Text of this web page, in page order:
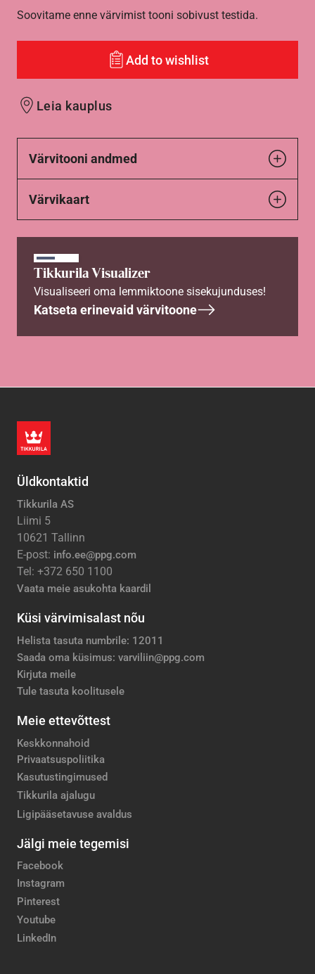
Soovitame enne värvimist tooni sobivust testida.
Add to wishlist
Leia kauplus
Värvitooni andmed
Värvikaart
Tikkurila Visualizer
Visualiseeri oma lemmiktoone sisekujunduses!
Katseta erinevaid värvitoone
Üldkontaktid
Tikkurila AS
Liimi 5
10621 Tallinn
E-post: info.ee@ppg.com
Tel: +372 650 1100
Vaata meie asukohta kaardil
Küsi värvimisalast nõu
Helista tasuta numbrile: 12011
Saada oma küsimus: varviliin@ppg.com
Kirjuta meile
Tule tasuta koolitusele
Meie ettevõttest
Keskkonnahoid
Privaatsuspoliitika
Kasutustingimused
Tikkurila ajalugu
Ligipääsetavuse avaldus
Jälgi meie tegemisi
Facebook
Instagram
Pinterest
Youtube
LinkedIn